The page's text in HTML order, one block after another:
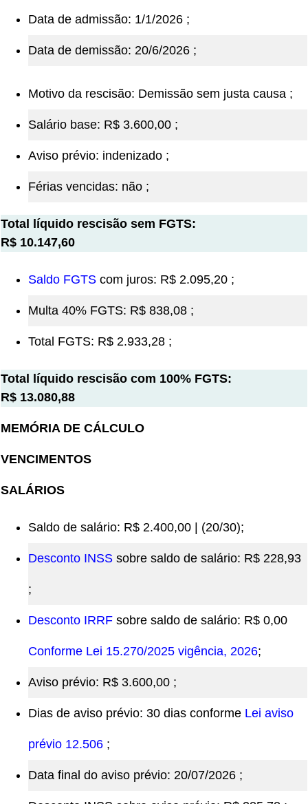
Data de admissão: 1/1/2026 ;
Data de demissão: 20/6/2026 ;
Motivo da rescisão: Demissão sem justa causa ;
Salário base: R$ 3.600,00 ;
Aviso prévio: indenizado ;
Férias vencidas: não ;
Total líquido rescisão sem FGTS:
R$ 10.147,60
Saldo FGTS com juros: R$ 2.095,20 ;
Multa 40% FGTS: R$ 838,08 ;
Total FGTS: R$ 2.933,28 ;
Total líquido rescisão com 100% FGTS:
R$ 13.080,88
MEMÓRIA DE CÁLCULO
VENCIMENTOS
SALÁRIOS
Saldo de salário: R$ 2.400,00 | (20/30);
Desconto INSS sobre saldo de salário: R$ 228,93
;
Desconto IRRF sobre saldo de salário: R$ 0,00
Conforme Lei 15.270/2025 vigência, 2026;
Aviso prévio: R$ 3.600,00 ;
Dias de aviso prévio: 30 dias conforme Lei aviso
prévio 12.506 ;
Data final do aviso prévio: 20/07/2026 ;